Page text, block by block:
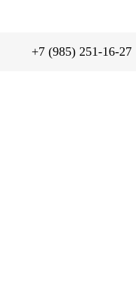
+7 (985) 251-16-27